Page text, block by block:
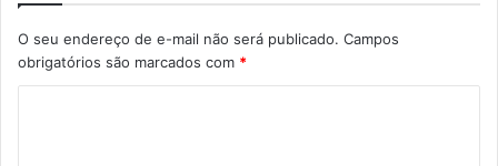
O seu endereço de e-mail não será publicado. Campos
obrigatórios são marcados com *